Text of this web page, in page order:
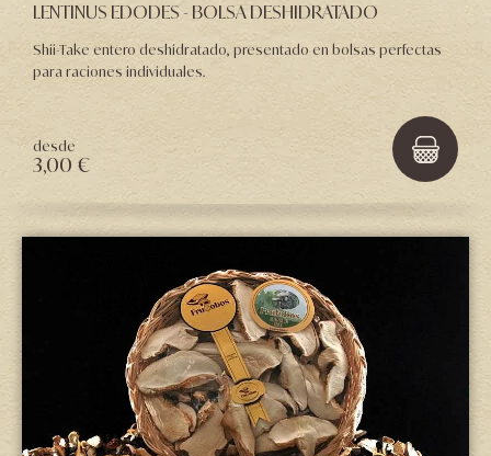
LENTINUS EDODES - BOLSA DESHIDRATADO
Shii-Take entero deshidratado, presentado en bolsas perfectas
para raciones individuales.
desde
3,00 €